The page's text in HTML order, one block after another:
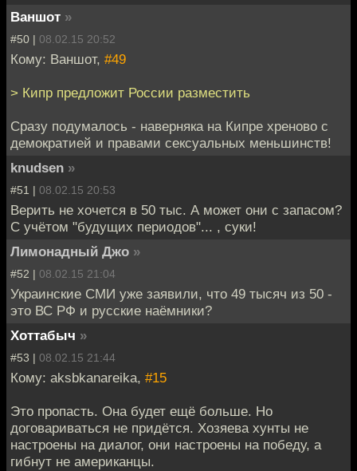
Ваншот »
#50 | 08.02.15 20:52
Кому: Ваншот, #49
> Кипр предложит России разместить
Сразу подумалось - наверняка на Кипре хреново с
демократией и правами сексуальных меньшинств!
knudsen »
#51 | 08.02.15 20:53
Верить не хочется в 50 тыс. А может они с запасом?
С учётом "будущих периодов"... , суки!
Лимонадный Джо »
#52 | 08.02.15 21:04
Украинские СМИ уже заявили, что 49 тысяч из 50 -
это ВС РФ и русские наёмники?
Хоттабыч »
#53 | 08.02.15 21:44
Кому: aksbkanareika, #15
Это пропасть. Она будет ещё больше. Но
договариваться не придётся. Хозяева хунты не
настроены на диалог, они настроены на победу, а
гибнут не американцы.